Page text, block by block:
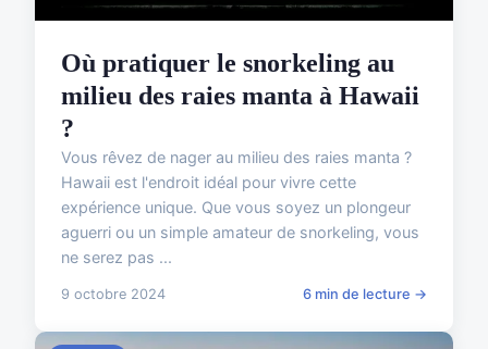
Où pratiquer le snorkeling au
milieu des raies manta à Hawaii
?
Vous rêvez de nager au milieu des raies manta ?
Hawaii est l'endroit idéal pour vivre cette
expérience unique. Que vous soyez un plongeur
aguerri ou un simple amateur de snorkeling, vous
ne serez pas ...
9 octobre 2024 6 min de lecture →